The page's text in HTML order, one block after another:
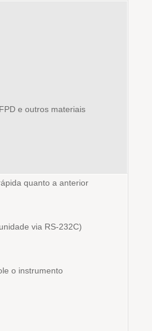
e outros materiais
quanto a anterior
via RS-232C)
o instrumento